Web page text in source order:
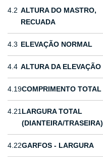
4.2 ALTURA DO MASTRO,
RECUADA
4.3 ELEVAÇÃO NORMAL
4.4 ALTURA DA ELEVAÇÃO
4.19COMPRIMENTO TOTAL
4.21 LARGURA TOTAL
(DIANTEIRA/TRASEIRA)
4.22GARFOS - LARGURA